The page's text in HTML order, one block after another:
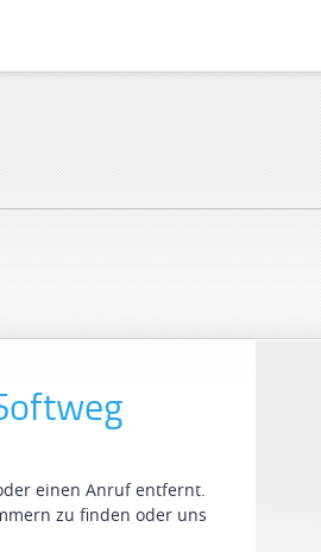
einen Anruf entfernt.
zu finden oder uns